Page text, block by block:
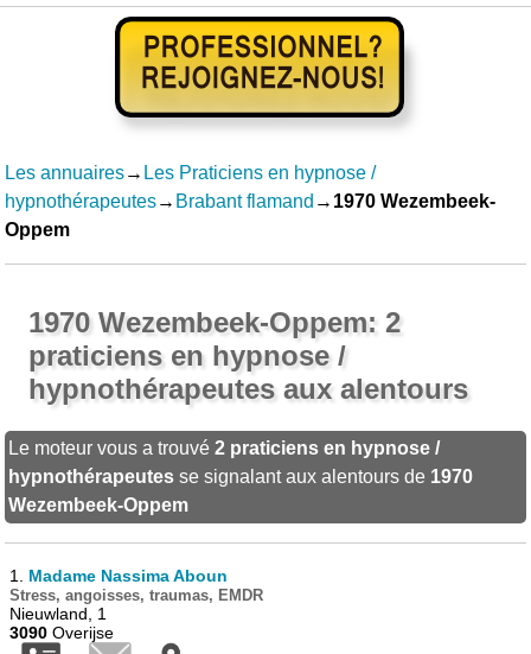
Les annuaires→ Les Praticiens en hypnose /
hypnothérapeutes→ Brabant flamand → 1970 Wezembeek-
Oppem
1970 Wezembeek-Oppem: 2
praticiens en hypnose /
hypnothérapeutes aux alentours
Le moteur vous a trouvé2 praticiens en hypnose /
hypnothérapeutes se signalant aux alentours de 1970
Wezembeek-Oppem
1. Madame Nassima Aboun
Stress, angoisses, traumas, EMDR
Nieuwland, 1
3090 Overijse